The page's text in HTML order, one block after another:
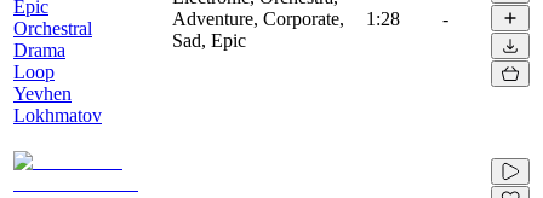
Epic
Orchestral
Drama
Loop
Yevhen
Lokhmatov
Adventure, Corporate,
Sad, Epic
1:28 -